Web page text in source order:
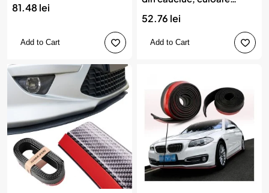
81.48 lei
Add to Cart
52.76 lei
Add to Cart